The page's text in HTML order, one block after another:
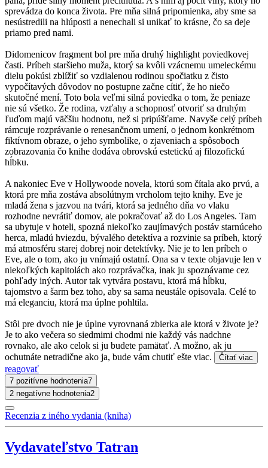
sprevádza do konca života. Pre mňa silná pripomienka, aby sme sa
nesústredili na hlúposti a nenechali si unikať to krásne, čo sa deje
priamo pred nami.
Didomenicov fragment bol pre mňa druhý highlight poviedkovej
časti. Príbeh staršieho muža, ktorý sa kvôli vzácnemu umeleckému
dielu pokúsi zblížiť so vzdialenou rodinou spočiatku z čisto
vypočítavých dôvodov no postupne začne cítiť, že ho niečo
skutočné mení. Toto bola veľmi silná poviedka o tom, že peniaze
nie sú všetko. Že rodina, vzťahy a schopnosť otvoriť sa druhým
ľuďom majú väčšiu hodnotu, než si pripúšťame. Navyše celý príbeh
rámcuje rozprávanie o renesančnom umení, o jednom konkrétnom
fiktívnom obraze, o jeho symbolike, o zjaveniach a spôsoboch
zobrazovania čo knihe dodáva obrovskú estetickú aj filozofickú
hĺbku.
A nakoniec Eve v Hollywoode novela, ktorú som čítala ako prvú, a
ktorá pre mňa zostáva absolútnym vrcholom tejto knihy. Eve je
mladá žena s jazvou na tvári, ktorá sa jedného dňa vo vlaku
rozhodne nevrátiť domov, ale pokračovať až do Los Angeles. Tam
sa ubytuje v hoteli, spozná niekoľko zaujímavých postáv starnúceho
herca, mladú hviezdu, bývalého detektíva a rozvinie sa príbeh, ktorý
má atmosféru starej dobrej noir detektívky. Nie je to len príbeh o
Eve, ale o tom, ako ju vnímajú ostatní. Ona sa v texte objavuje len v
niekoľkých kapitolách ako rozprávačka, inak ju spoznávame cez
pohľady iných. Autor tak vytvára postavu, ktorá má hĺbku,
tajomstvo a šarm bez toho, aby sa sama neustále opisovala. Celé to
má eleganciu, ktorá ma úplne pohltila.
Stôl pre dvoch nie je úplne vyrovnaná zbierka ale ktorá v živote je?
Je to ako večera so siedmimi chodmi nie každý vás nadchne
rovnako, ale ako celok si ju budete pamätať. A možno, ak ju
ochutnáte netradične ako ja, bude vám chutiť ešte viac.
Čítať viac
reagovať
7 pozitívne hodnotenia7
2 negatívne hodnotenia2
Recenzia z iného vydania (kniha)
Vydavateľstvo Tatran